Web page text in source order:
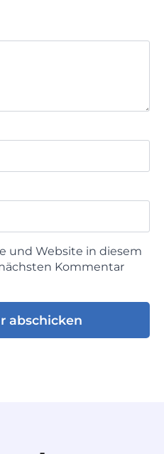
und Website in diesem
Kommentar